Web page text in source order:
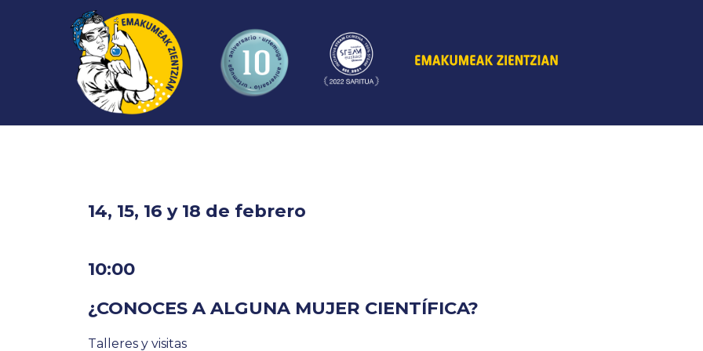
14, 15, 16 y 18 de febrero
10:00
¿CONOCES A ALGUNA MUJER CIENTÍFICA?
Talleres y visitas